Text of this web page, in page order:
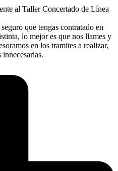
al Taller Concertado de Línea
que tengas contratado en
lo mejor es que nos llames y
en los tramites a realizar,